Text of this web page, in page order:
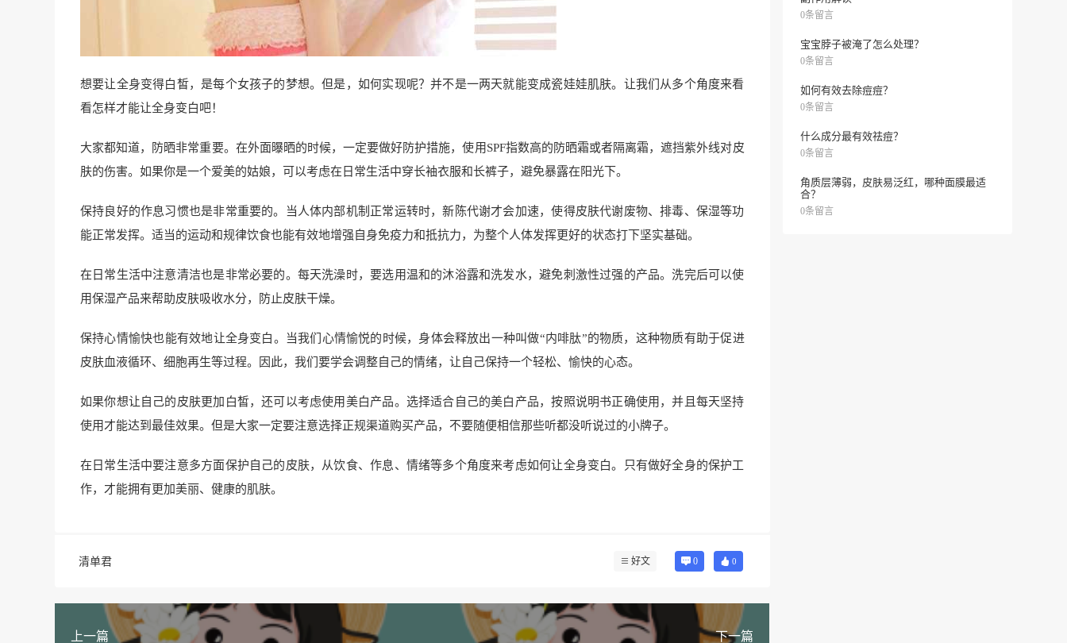
想要让全身变得白皙，是每个女孩子的梦想。但是，如何实现呢？并不是一两天就能变成瓷娃娃肌肤。让我们从多个角度来看
看怎样才能让全身变白吧！
大家都知道，防晒非常重要。在外面曝晒的时候，一定要做好防护措施，使用SPF指数高的防晒霜或者隔离霜，遮挡紫外线对皮
肤的伤害。如果你是一个爱美的姑娘，可以考虑在日常生活中穿长袖衣服和长裤子，避免暴露在阳光下。
保持良好的作息习惯也是非常重要的。当人体内部机制正常运转时，新陈代谢才会加速，使得皮肤代谢废物、排毒、保湿等功
能正常发挥。适当的运动和规律饮食也能有效地增强自身免疫力和抵抗力，为整个人体发挥更好的状态打下坚实基础。
在日常生活中注意清洁也是非常必要的。每天洗澡时，要选用温和的沐浴露和洗发水，避免刺激性过强的产品。洗完后可以使
用保湿产品来帮助皮肤吸收水分，防止皮肤干燥。
保持心情愉快也能有效地让全身变白。当我们心情愉悦的时候，身体会释放出一种叫做“内啡肽”的物质，这种物质有助于促进
皮肤血液循环、细胞再生等过程。因此，我们要学会调整自己的情绪，让自己保持一个轻松、愉快的心态。
如果你想让自己的皮肤更加白皙，还可以考虑使用美白产品。选择适合自己的美白产品，按照说明书正确使用，并且每天坚持
使用才能达到最佳效果。但是大家一定要注意选择正规渠道购买产品，不要随便相信那些听都没听说过的小牌子。
在日常生活中要注意多方面保护自己的皮肤，从饮食、作息、情绪等多个角度来考虑如何让全身变白。只有做好全身的保护工
作，才能拥有更加美丽、健康的肌肤。
清单君 好文 0 0
上一篇 下一篇
0条留言
宝宝脖子被淹了怎么处理？
0条留言
如何有效去除痘痘？
0条留言
什么成分最有效祛痘？
0条留言
角质层薄弱，皮肤易泛红，哪种面膜最适
合？
0条留言